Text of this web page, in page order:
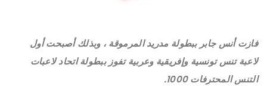
فازت أنس جابر ببطولة مدريد المرموقة ، وبذلك أصبحت أول
لاعبة تنس تونسية وإفريقية وعربية تفوز ببطولة اتحاد لاعبات
التنس المحترفات 1000.